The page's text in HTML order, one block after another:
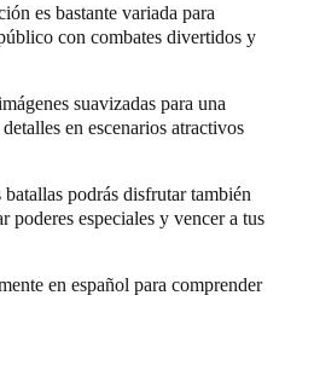
es bastante variada para
con combates divertidos y
suavizadas para una
en escenarios atractivos
podrás disfrutar también
poderes especiales y vencer a tus
en español para comprender